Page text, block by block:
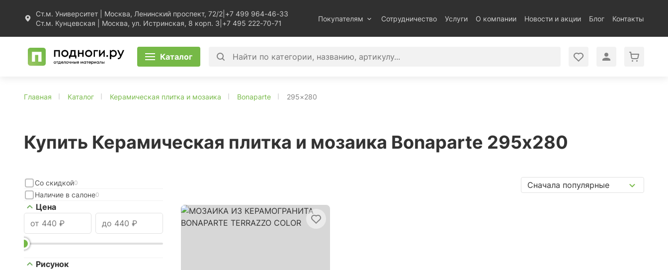
Ст.м. Университет | Москва, Ленинский проспект, 72/2 +7 499 964-46-33
Ст.м. Кунцевская | Москва, ул. Истринская, 8 корп. 3 +7 495 222-70-71
Покупателям Сотрудничество Услуги О компании Новости и акции Блог Контакты
Каталог
Главная Каталог Керамическая плитка и мозаика Bonaparte 295×280
Купить Керамическая плитка и мозаика Bonaparte 295х280
Со скидкой0
Наличие в салоне0
Цена
Рисунок
Сначала популярные